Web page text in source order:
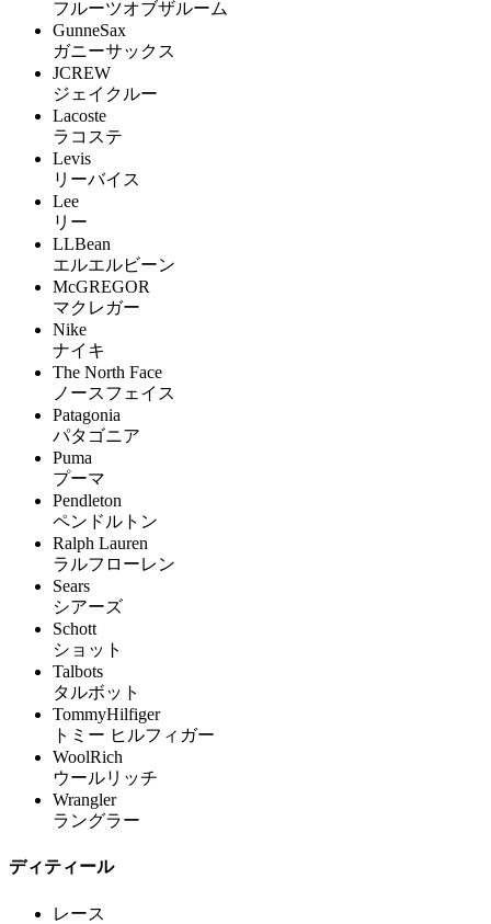
フルーツオブザルーム
GunneSax
ガニーサックス
JCREW
ジェイクルー
Lacoste
ラコステ
Levis
リーバイス
Lee
リー
LLBean
エルエルビーン
McGREGOR
マクレガー
Nike
ナイキ
The North Face
ノースフェイス
Patagonia
パタゴニア
Puma
プーマ
Pendleton
ペンドルトン
Ralph Lauren
ラルフローレン
Sears
シアーズ
Schott
ショット
Talbots
タルボット
TommyHilfiger
トミー ヒルフィガー
WoolRich
ウールリッチ
Wrangler
ラングラー
ディティール
レース